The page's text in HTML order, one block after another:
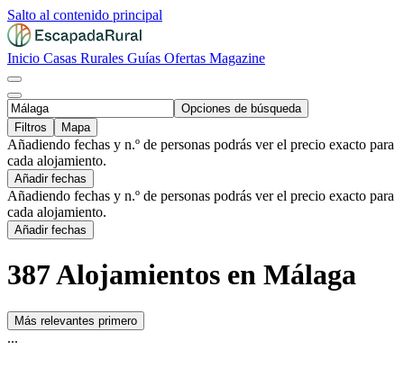
Salto al contenido principal
Inicio Casas Rurales Guías Ofertas Magazine
Opciones de búsqueda
Filtros
Mapa
Añadiendo fechas y n.º de personas podrás ver el precio exacto para
cada alojamiento.
Añadir fechas
Añadiendo fechas y n.º de personas podrás ver el precio exacto para
cada alojamiento.
Añadir fechas
387 Alojamientos en Málaga
Más relevantes primero
...